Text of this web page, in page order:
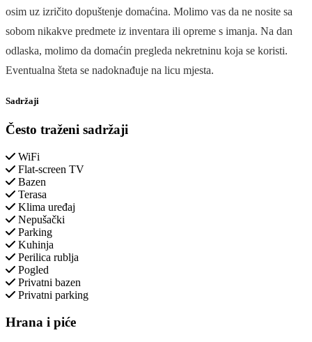
osim uz izričito dopuštenje domaćina. Molimo vas da ne nosite sa
sobom nikakve predmete iz inventara ili opreme s imanja. Na dan
odlaska, molimo da domaćin pregleda nekretninu koja se koristi.
Eventualna šteta se nadoknađuje na licu mjesta.
Sadržaji
Često traženi sadržaji
WiFi
Flat-screen TV
Bazen
Terasa
Klima uređaj
Nepušački
Parking
Kuhinja
Perilica rublja
Pogled
Privatni bazen
Privatni parking
Hrana i piće